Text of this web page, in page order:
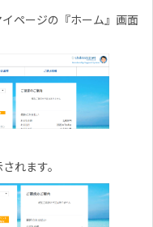
ページの『ホーム』画面
れます。